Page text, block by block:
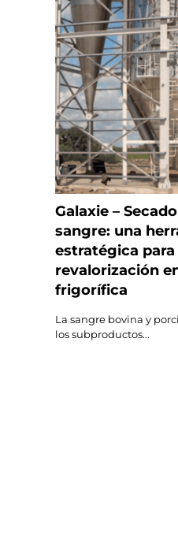
Galaxie –
sangre: una
estratégica para
revalorización
frigorífica
La sangre bovina y
los subproductos...